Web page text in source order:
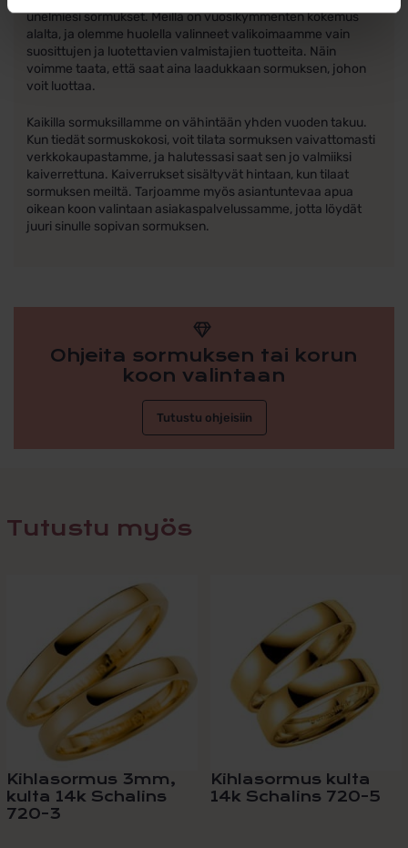
unelmiesi sormukset. Meillä on vuosikymmenten kokemus
alalta, ja olemme huolella valinneet valikoimaamme vain
suosittujen ja luotettavien valmistajien tuotteita. Näin
voimme taata, että saat aina laadukkaan sormuksen, johon
voit luottaa.
Kaikilla sormuksillamme on vähintään yhden vuoden takuu.
Kun tiedät sormuskokosi, voit tilata sormuksen vaivattomasti
verkkokaupastamme, ja halutessasi saat sen jo valmiiksi
kaiverrettuna. Kaiverrukset sisältyvät hintaan, kun tilaat
sormuksen meiltä. Tarjoamme myös asiantuntevaa apua
oikean koon valintaan asiakaspalvelussamme, jotta löydät
juuri sinulle sopivan sormuksen.
Ohjeita sormuksen tai korun
koon valintaan
Tutustu ohjeisiin
Tutustu myös
Kihlasormus 3mm,
kulta 14k Schalins
720-3
Kihlasormus kulta
14k Schalins 720-5